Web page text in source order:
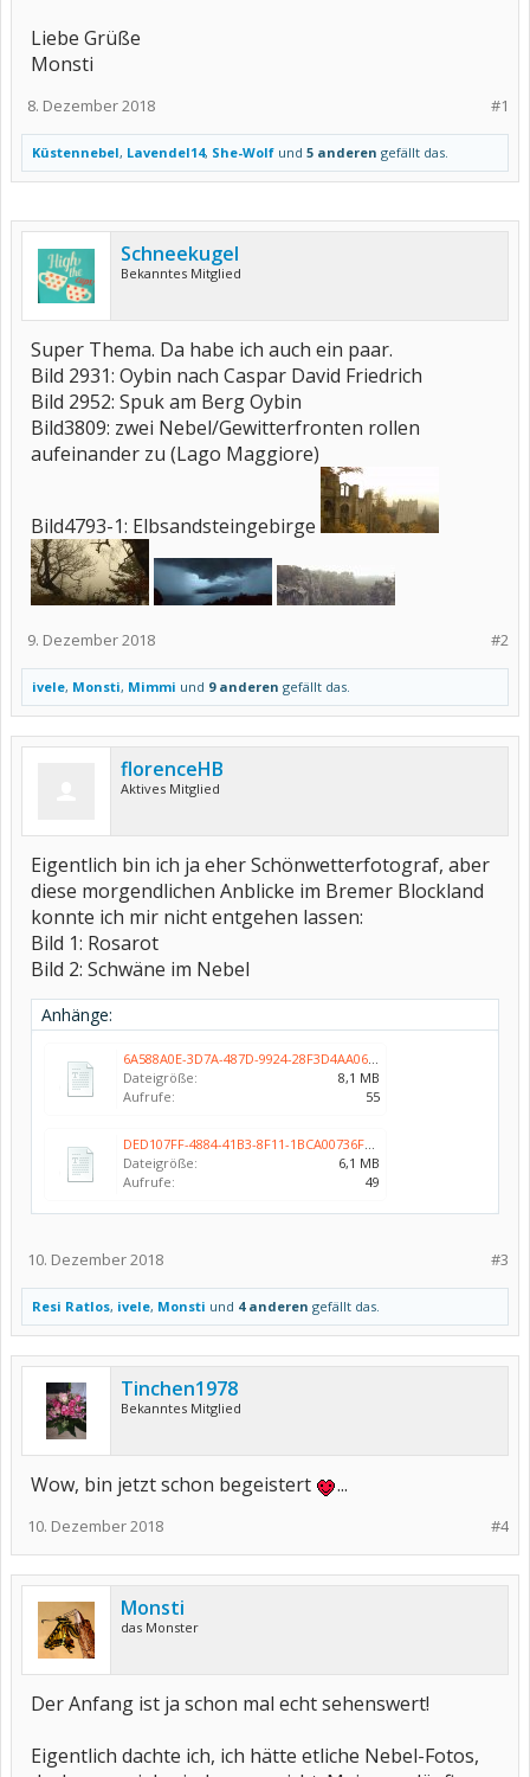
Liebe Grüße
Monsti
#1
8. Dezember 2018
Küstennebel, Lavendel14, She-Wolf und 5 anderen gefällt das.
Schneekugel
Bekanntes Mitglied
Super Thema. Da habe ich auch ein paar.
Bild 2931: Oybin nach Caspar David Friedrich
Bild 2952: Spuk am Berg Oybin
Bild3809: zwei Nebel/Gewitterfronten rollen
aufeinander zu (Lago Maggiore)
Bild4793-1: Elbsandsteingebirge
#2
9. Dezember 2018
ivele, Monsti, Mimmi und 9 anderen gefällt das.
florenceHB
Aktives Mitglied
Eigentlich bin ich ja eher Schönwetterfotograf, aber
diese morgendlichen Anblicke im Bremer Blockland
konnte ich mir nicht entgehen lassen:
Bild 1: Rosarot
Bild 2: Schwäne im Nebel
Anhänge:
6A588A0E-3D7A-487D-9924-28F3D4AA0642.jpeg
Dateigröße:
8,1 MB
Aufrufe:
55
DED107FF-4884-41B3-8F11-1BCA00736FB6.jpeg
Dateigröße:
6,1 MB
Aufrufe:
49
#3
10. Dezember 2018
Resi Ratlos, ivele, Monsti und 4 anderen gefällt das.
Tinchen1978
Bekanntes Mitglied
Wow, bin jetzt schon begeistert ...
#4
10. Dezember 2018
Monsti
das Monster
Der Anfang ist ja schon mal echt sehenswert!
Eigentlich dachte ich, ich hätte etliche Nebel-Fotos,